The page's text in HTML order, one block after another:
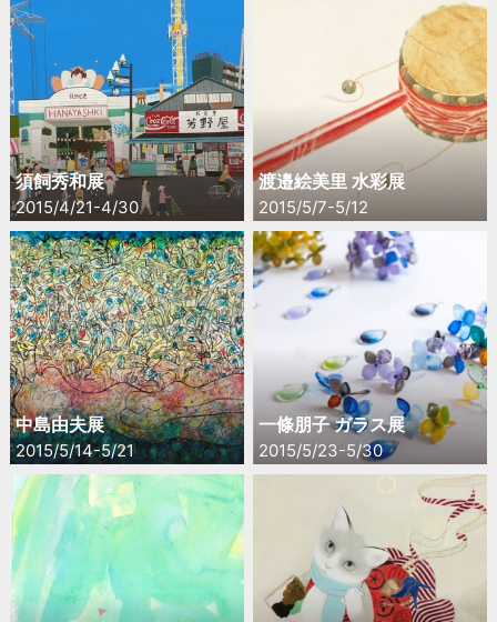
須飼秀和展
2015/4/21-4/30
渡邉絵美里 水彩展
2015/5/7-5/12
中島由夫展
2015/5/14-5/21
一條朋子 ガラス展
2015/5/23-5/30